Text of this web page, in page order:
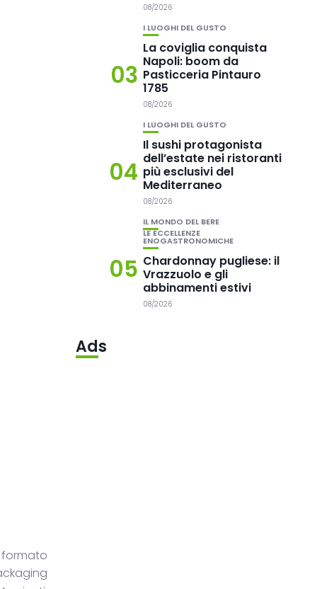
08/2026
03
I LUOGHI DEL GUSTO
La coviglia conquista
Napoli: boom da
Pasticceria Pintauro
1785
08/2026
04
I LUOGHI DEL GUSTO
Il sushi protagonista
dell’estate nei ristoranti
più esclusivi del
Mediterraneo
08/2026
05
IL MONDO DEL BERE
LE ECCELLENZE
ENOGASTRONOMICHE
Chardonnay pugliese: il
Vrazzuolo e gli
abbinamenti estivi
08/2026
Ads